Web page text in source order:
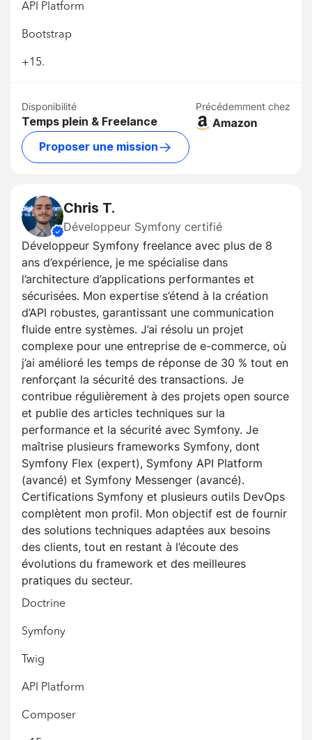
API Platform
Bootstrap
+15.
Disponibilité
Temps plein & Freelance
Précédemment chez
Proposer une mission
Chris T.
Développeur Symfony certifié
Développeur Symfony freelance avec plus de 8
ans d’expérience, je me spécialise dans
l’architecture d’applications performantes et
sécurisées. Mon expertise s’étend à la création
d’API robustes, garantissant une communication
fluide entre systèmes. J’ai résolu un projet
complexe pour une entreprise de e-commerce, où
j’ai amélioré les temps de réponse de 30 % tout en
renforçant la sécurité des transactions. Je
contribue régulièrement à des projets open source
et publie des articles techniques sur la
performance et la sécurité avec Symfony. Je
maîtrise plusieurs frameworks Symfony, dont
Symfony Flex (expert), Symfony API Platform
(avancé) et Symfony Messenger (avancé).
Certifications Symfony et plusieurs outils DevOps
complètent mon profil. Mon objectif est de fournir
des solutions techniques adaptées aux besoins
des clients, tout en restant à l’écoute des
évolutions du framework et des meilleures
pratiques du secteur.
Doctrine
Symfony
Twig
API Platform
Composer